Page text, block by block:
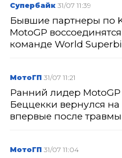
Супербайк 31/07 11:39
Бывшие партнеры по
MotoGP
команде World
МотоГП 31/07 11:21
Ранний лидер
Беццекки вернулся
впервые после травмы
МотоГП 31/07 11:04